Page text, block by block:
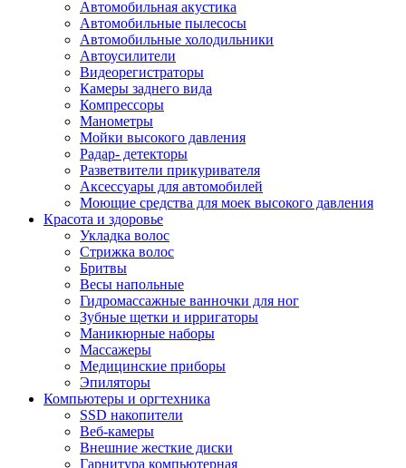
Автомобильная акустика
Автомобильные пылесосы
Автомобильные холодильники
Автоусилители
Видеорегистраторы
Камеры заднего вида
Компрессоры
Манометры
Мойки высокого давления
Радар- детекторы
Разветвители прикуривателя
Аксессуары для автомобилей
Моющие средства для моек высокого давления
Красота и здоровье
Укладка волос
Стрижка волос
Бритвы
Весы напольные
Гидромассажные ванночки для ног
Зубные щетки и ирригаторы
Маникюрные наборы
Массажеры
Медицинские приборы
Эпиляторы
Компьютеры и оргтехника
SSD накопители
Веб-камеры
Внешние жесткие диски
Гарнитура компьютерная